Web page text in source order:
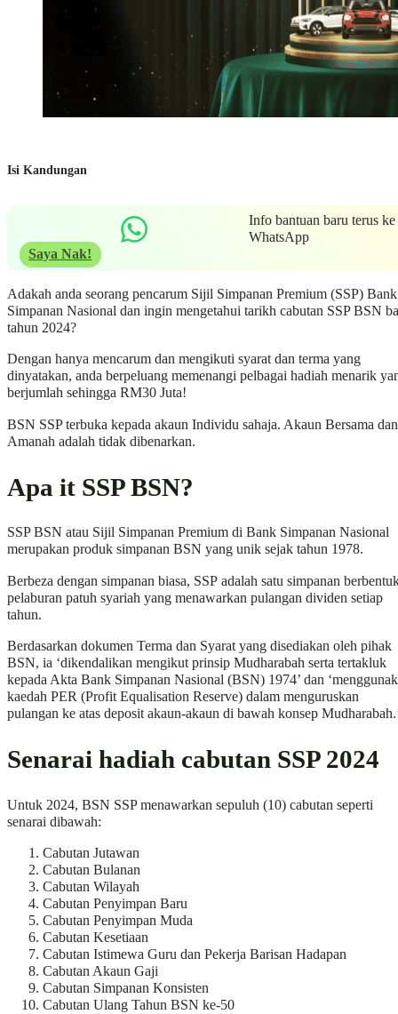
Isi Kandungan
Info bantuan baru terus ke
WhatsApp
Saya Nak!
Adakah anda seorang pencarum Sijil Simpanan Premium (SSP) Bank
Simpanan Nasional dan ingin mengetahui tarikh cabutan SSP BSN
tahun 2024?
Dengan hanya mencarum dan mengikuti syarat dan terma yang
dinyatakan, anda berpeluang memenangi pelbagai hadiah menarik
berjumlah sehingga RM30 Juta!
BSN SSP terbuka kepada akaun Individu sahaja. Akaun Bersama dan
Amanah adalah tidak dibenarkan.
Apa it SSP BSN?
SSP BSN atau Sijil Simpanan Premium di Bank Simpanan Nasional
merupakan produk simpanan BSN yang unik sejak tahun 1978.
Berbeza dengan simpanan biasa, SSP adalah satu simpanan
pelaburan patuh syariah yang menawarkan pulangan dividen setiap
tahun.
Berdasarkan dokumen Terma dan Syarat yang disediakan oleh pihak
BSN, ia ‘dikendalikan mengikut prinsip Mudharabah serta tertakluk
kepada Akta Bank Simpanan Nasional (BSN) 1974’ dan
kaedah PER (Profit Equalisation Reserve) dalam menguruskan
pulangan ke atas deposit akaun-akaun di bawah konsep
Senarai hadiah cabutan SSP 2024
Untuk 2024, BSN SSP menawarkan sepuluh (10) cabutan seperti
senarai dibawah:
Cabutan Jutawan
Cabutan Bulanan
Cabutan Wilayah
Cabutan Penyimpan Baru
Cabutan Penyimpan Muda
Cabutan Kesetiaan
Cabutan Istimewa Guru dan Pekerja Barisan Hadapan
Cabutan Akaun Gaji
Cabutan Simpanan Konsisten
Cabutan Ulang Tahun BSN ke-50